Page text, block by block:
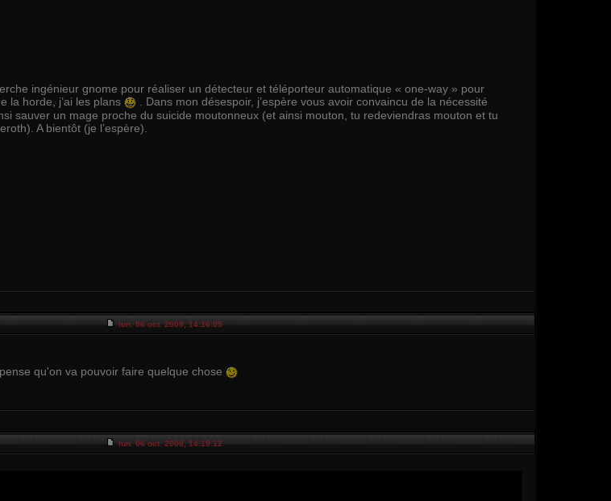
ingénieur gnome pour réaliser un détecteur et téléporteur automatique « one-way » pour
la horde, j’ai les plans
. Dans mon désespoir, j’espère vous avoir convaincu de la nécessité
sauver un mage proche du suicide moutonneux (et ainsi mouton, tu redeviendras mouton et tu
A bientôt (je l’espère).
lun. 06 oct. 2008, 14:16:05
qu'on va pouvoir faire quelque chose
lun. 06 oct. 2008, 14:19:12